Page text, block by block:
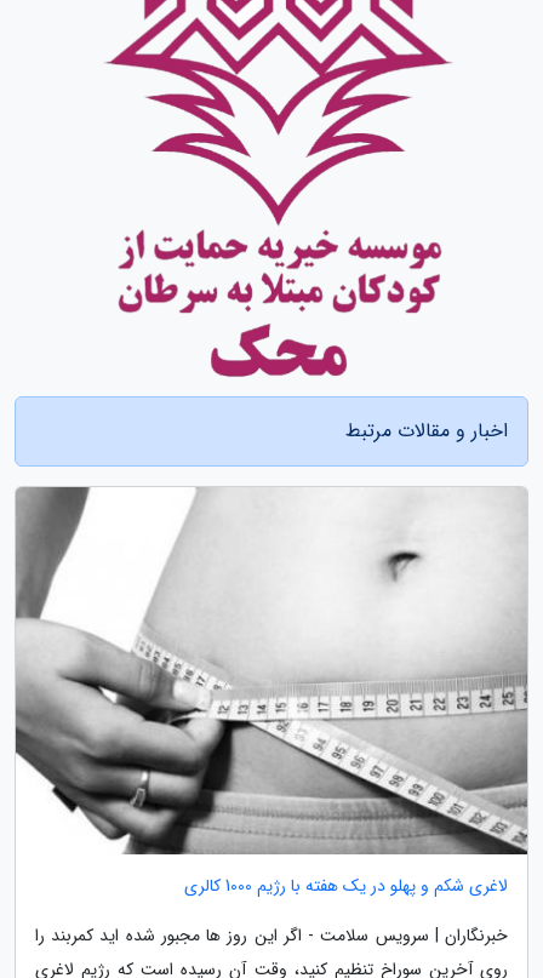
اخبار و مقالات مرتبط
لاغری شکم و پهلو در یک هفته با رژیم 1000 کالری
خبرنگاران | سرویس سلامت - اگر این روز ها مجبور شده اید کمربند را
روی آخرین سوراخ تنظیم کنید، وقت آن رسیده است که رژیم لاغری